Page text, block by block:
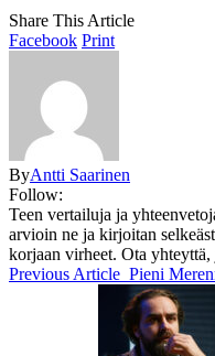
Share This Article
Facebook Print
ByAntti Saarinen
Follow:
Teen vertailuja ja
arvioin ne ja kirjoitan
korjaan virheet. Ota yhteyttä,
Previous Article Pieni